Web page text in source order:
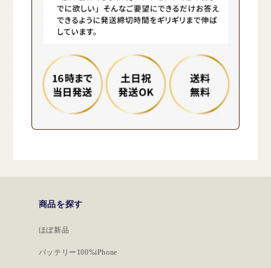
商品を探す
ほぼ新品
バッテリー100%iPhone